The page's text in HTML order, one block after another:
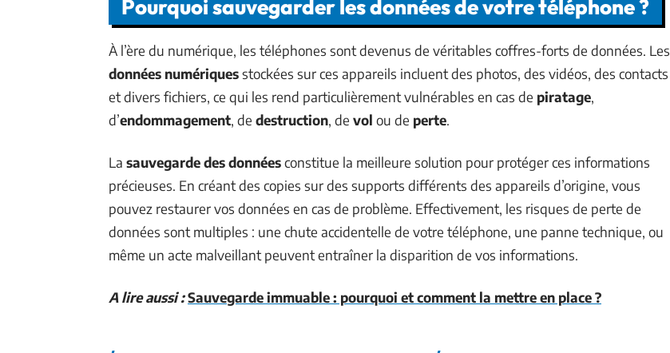
Pourquoi sauvegarder les données de votre téléphone ?
À l’ère du numérique, les téléphones sont devenus de véritables coffres-forts de données. Les
données numériquesstockées sur ces appareils incluent des photos, des vidéos, des contacts
et divers fichiers, ce qui les rend particulièrement vulnérables en cas de piratage,
d’endommagement, de destruction, de vol ou de perte.
La sauvegarde des donnéesconstitue la meilleure solution pour protéger ces informations
précieuses. En créant des copies sur des supports différents des appareils d’origine, vous
pouvez restaurer vos données en cas de problème. Effectivement, les risques de perte de
données sont multiples : une chute accidentelle de votre téléphone, une panne technique, ou
même un acte malveillant peuvent entraîner la disparition de vos informations.
A lire aussi :Sauvegarde immuable : pourquoi et comment la mettre en place ?